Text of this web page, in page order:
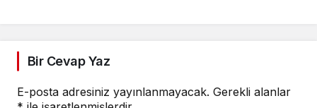
Bir Cevap Yaz
E-posta adresiniz yayınlanmayacak. Gerekli alanlar